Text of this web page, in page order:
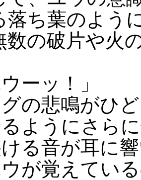
落ち葉のよう
数の破片や火
ーッ！」
悲鳴がひど
ようにさら
る音が耳に
が覚えてい